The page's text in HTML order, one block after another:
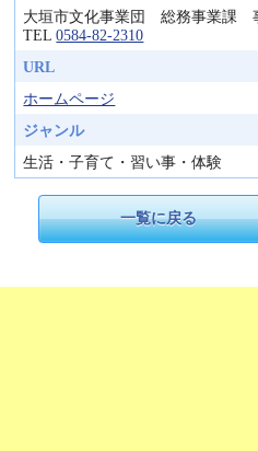
大垣市文化事業団 総務事業課
TEL0584-82-2310
URL
ホームページ
ジャンル
生活・子育て・習い事・体験
一覧に戻る